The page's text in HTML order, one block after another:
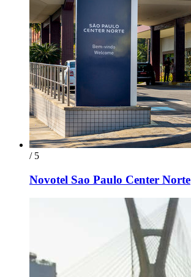
/ 5
Novotel Sao Paulo Center Norte